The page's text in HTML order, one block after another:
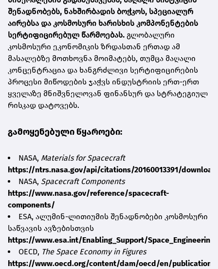
შენადნობებს, ნახშირბადის ბოჭკოს, სპეციალურ
აირებსა და კოსმოსური ხარისხის კომპონენტების
სერტიფიცირებულ წარმოებას. გლობალური
კოსმოსური ეკონომიკის ზრდასთან ერთად ამ
მასალებზე მოთხოვნა მოიმატებს, თუმცა მაღალი
კონცენტრაცია და ხანგრძლივი სერტიფიცირების
პროცესი მიწოდების ჯაჭვს ინდუსტრიის ერთ-ერთ
ყველაზე მნიშვნელოვან ფინანსურ და სტრატეგიულ
რისკად დატოვებს.
გამოყენებული წყაროები:
NASA, Materials for Spacecraft
https://ntrs.nasa.gov/api/citations/20160013391/
NASA, Spacecraft Components
https://www.nasa.gov/reference/spacecraft-
components/
ESA, ალუმინ-ლითიუმის შენადნობები კოსმოსური
საწვავის ავზებისთვის
https://www.esa.int/Enabling_Support/
OECD, The Space Economy in Figures
https://www.oecd.org/content/dam/oecd/en/